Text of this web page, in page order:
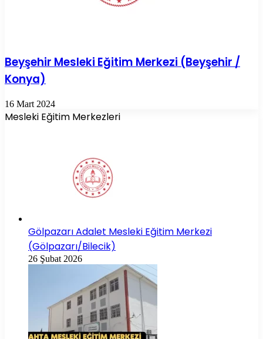
Beyşehir Mesleki Eğitim Merkezi (Beyşehir /
Konya)
16 Mart 2024
Mesleki Eğitim Merkezleri
Gölpazarı Adalet Mesleki Eğitim Merkezi
(Gölpazarı/Bilecik)
26 Şubat 2026